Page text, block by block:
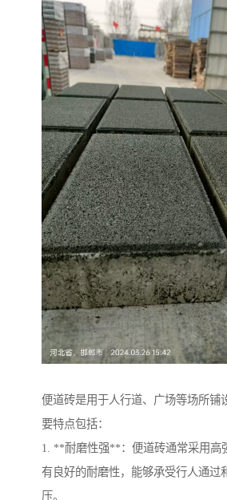
便道砖是用于人行道、广场等场所铺
要特点包括：
1. **耐磨性强**：便道砖通常采用高
有良好的耐磨性，能够承受行人通过
压。